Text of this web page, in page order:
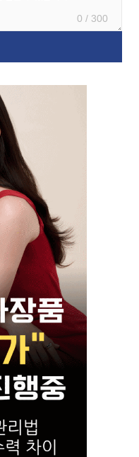
0 / 300